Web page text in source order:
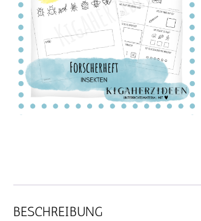
BESCHREIBUNG